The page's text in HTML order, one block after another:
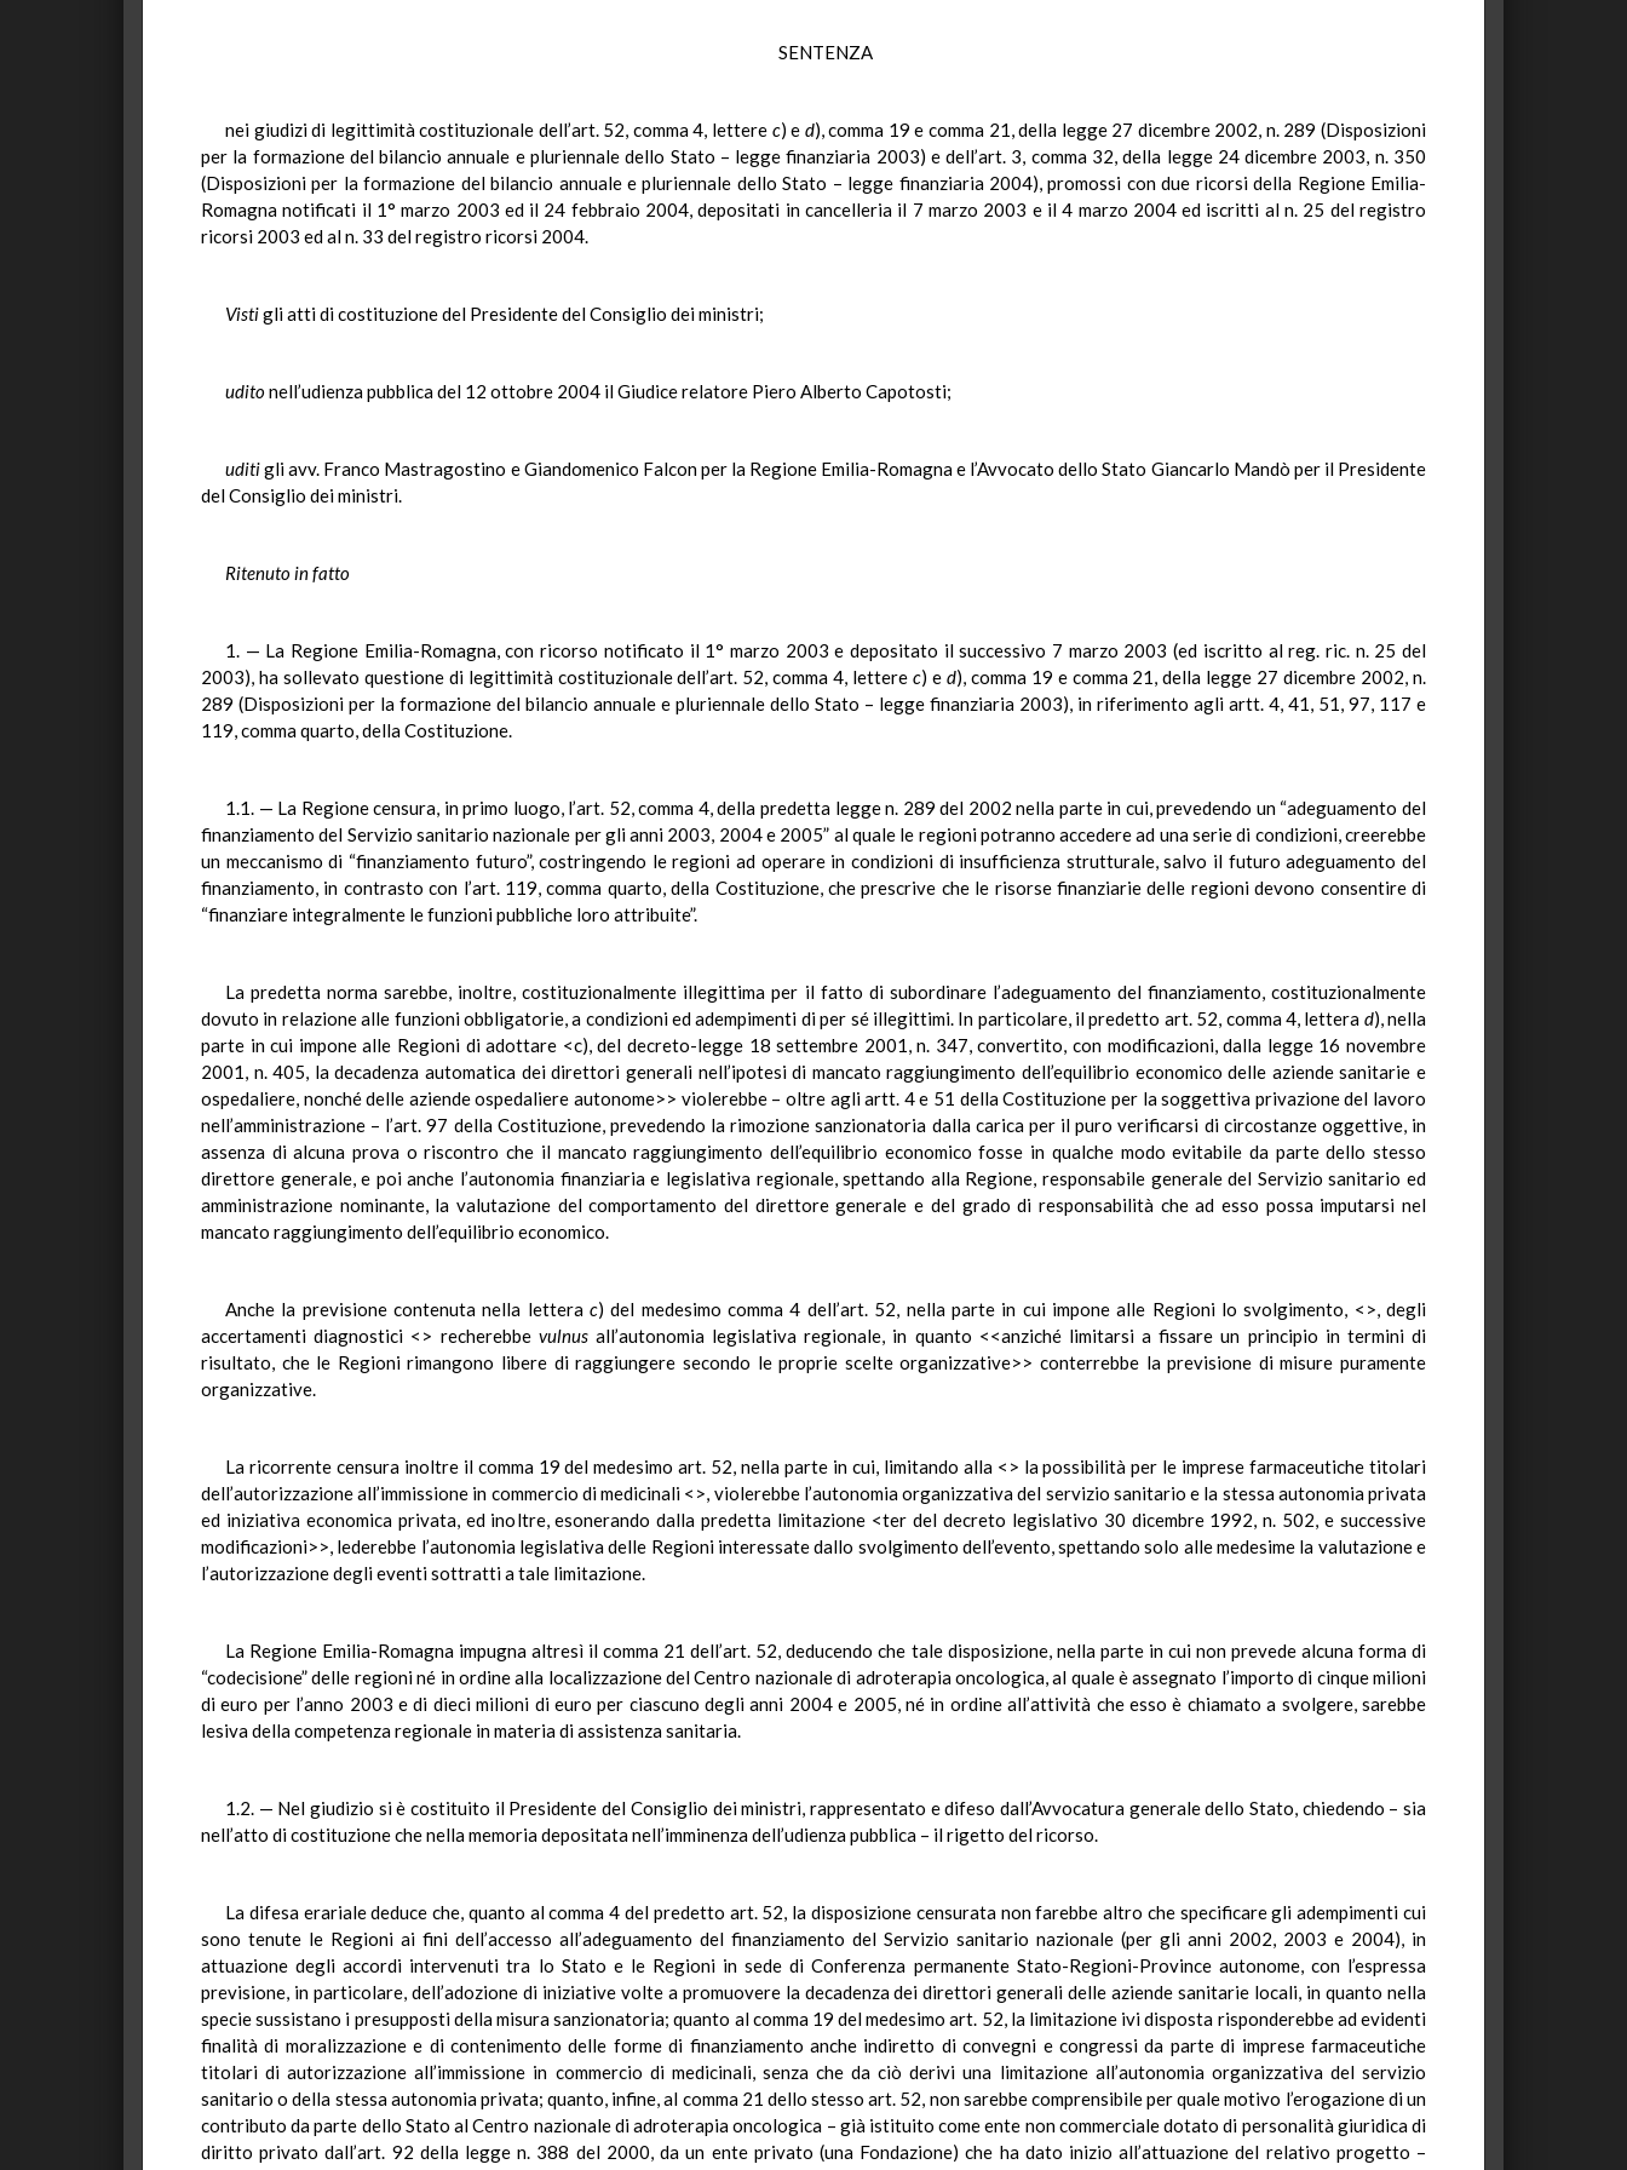
SENTENZA
nei giudizi di legittimità costituzionale dell’art. 52, comma 4, lettere c) e d), comma 19 e comma 21, della legge 27 dicembre 2002, n. 289 (Disposizioni
per la formazione del bilancio annuale e pluriennale dello Stato – legge finanziaria 2003) e dell’art. 3, comma 32, della legge 24 dicembre 2003, n. 350
(Disposizioni per la formazione del bilancio annuale e pluriennale dello Stato – legge finanziaria 2004), promossi con due ricorsi della Regione Emilia-
Romagna notificati il 1° marzo 2003 ed il 24 febbraio 2004, depositati in cancelleria il 7 marzo 2003 e il 4 marzo 2004 ed iscritti al n. 25 del registro
ricorsi 2003 ed al n. 33 del registro ricorsi 2004.
Vistigli atti di costituzione del Presidente del Consiglio dei ministri;
uditonell’udienza pubblica del 12 ottobre 2004 il Giudice relatore Piero Alberto Capotosti;
uditigli avv. Franco Mastragostino e Giandomenico Falcon per la Regione Emilia-Romagna e l’Avvocato dello Stato Giancarlo Mandò per il Presidente
del Consiglio dei ministri.
Ritenuto in fatto
1. — La Regione Emilia-Romagna, con ricorso notificato il 1° marzo 2003 e depositato il successivo 7 marzo 2003 (ed iscritto al reg. ric. n. 25 del
2003), ha sollevato questione di legittimità costituzionale dell’art. 52, comma 4, letterec) e d), comma 19 e comma 21, della legge 27 dicembre 2002, n.
289 (Disposizioni per la formazione del bilancio annuale e pluriennale dello Stato – legge finanziaria 2003), in riferimento agli artt. 4, 41, 51, 97, 117 e
119, comma quarto, della Costituzione.
1.1. — La Regione censura, in primo luogo, l’art. 52, comma 4, della predetta legge n. 289 del 2002 nella parte in cui, prevedendo un “adeguamento del
finanziamento del Servizio sanitario nazionale per gli anni 2003, 2004 e 2005” al quale le regioni potranno accedere ad una serie di condizioni, creerebbe
un meccanismo di “finanziamento futuro”, costringendo le regioni ad operare in condizioni di insufficienza strutturale, salvo il futuro adeguamento del
finanziamento, in contrasto con l’art. 119, comma quarto, della Costituzione, che prescrive che le risorse finanziarie delle regioni devono consentire di
“finanziare integralmente le funzioni pubbliche loro attribuite”.
La predetta norma sarebbe, inoltre, costituzionalmente illegittima per il fatto di subordinare l’adeguamento del finanziamento, costituzionalmente
dovuto in relazione alle funzioni obbligatorie, a condizioni ed adempimenti di per sé illegittimi. In particolare, il predetto art. 52, comma 4, lettera d), nella
parte in cui impone alle Regioni di adottare <c), del decreto-legge 18 settembre 2001, n. 347, convertito, con modificazioni, dalla legge 16 novembre
2001, n. 405, la decadenza automatica dei direttori generali nell’ipotesi di mancato raggiungimento dell’equilibrio economico delle aziende sanitarie e
ospedaliere, nonché delle aziende ospedaliere autonome>> violerebbe – oltre agli artt. 4 e 51 della Costituzione per la soggettiva privazione del lavoro
nell’amministrazione – l’art. 97 della Costituzione, prevedendo la rimozione sanzionatoria dalla carica per il puro verificarsi di circostanze oggettive, in
assenza di alcuna prova o riscontro che il mancato raggiungimento dell’equilibrio economico fosse in qualche modo evitabile da parte dello stesso
direttore generale, e poi anche l’autonomia finanziaria e legislativa regionale, spettando alla Regione, responsabile generale del Servizio sanitario ed
amministrazione nominante, la valutazione del comportamento del direttore generale e del grado di responsabilità che ad esso possa imputarsi nel
mancato raggiungimento dell’equilibrio economico.
Anche la previsione contenuta nella letterac) del medesimo comma 4 dell’art. 52, nella parte in cui impone alle Regioni lo svolgimento, <>, degli
accertamenti diagnostici <> recherebbe vulnus all’autonomia legislativa regionale, in quanto <<anziché limitarsi a fissare un principio in termini di
risultato, che le Regioni rimangono libere di raggiungere secondo le proprie scelte organizzative>> conterrebbe la previsione di misure puramente
organizzative.
La ricorrente censura inoltre il comma 19 del medesimo art. 52, nella parte in cui, limitando alla <> la possibilità per le imprese farmaceutiche titolari
dell’autorizzazione all’immissione in commercio di medicinali <>, violerebbe l’autonomia organizzativa del servizio sanitario e la stessa autonomia privata
ed iniziativa economica privata, ed inoltre, esonerando dalla predetta limitazione <ter del decreto legislativo 30 dicembre 1992, n. 502, e successive
modificazioni>>, lederebbe l’autonomia legislativa delle Regioni interessate dallo svolgimento dell’evento, spettando solo alle medesime la valutazione e
l’autorizzazione degli eventi sottratti a tale limitazione.
La Regione Emilia-Romagna impugna altresì il comma 21 dell’art. 52, deducendo che tale disposizione, nella parte in cui non prevede alcuna forma di
“codecisione” delle regioni né in ordine alla localizzazione del Centro nazionale di adroterapia oncologica, al quale è assegnato l’importo di cinque milioni
di euro per l’anno 2003 e di dieci milioni di euro per ciascuno degli anni 2004 e 2005, né in ordine all’attività che esso è chiamato a svolgere, sarebbe
lesiva della competenza regionale in materia di assistenza sanitaria.
1.2. — Nel giudizio si è costituito il Presidente del Consiglio dei ministri, rappresentato e difeso dall’Avvocatura generale dello Stato, chiedendo – sia
nell’atto di costituzione che nella memoria depositata nell’imminenza dell’udienza pubblica – il rigetto del ricorso.
La difesa erariale deduce che, quanto al comma 4 del predetto art. 52, la disposizione censurata non farebbe altro che specificare gli adempimenti cui
sono tenute le Regioni ai fini dell’accesso all’adeguamento del finanziamento del Servizio sanitario nazionale (per gli anni 2002, 2003 e 2004), in
attuazione degli accordi intervenuti tra lo Stato e le Regioni in sede di Conferenza permanente Stato-Regioni-Province autonome, con l’espressa
previsione, in particolare, dell’adozione di iniziative volte a promuovere la decadenza dei direttori generali delle aziende sanitarie locali, in quanto nella
specie sussistano i presupposti della misura sanzionatoria; quanto al comma 19 del medesimo art. 52, la limitazione ivi disposta risponderebbe ad evidenti
finalità di moralizzazione e di contenimento delle forme di finanziamento anche indiretto di convegni e congressi da parte di imprese farmaceutiche
titolari di autorizzazione all’immissione in commercio di medicinali, senza che da ciò derivi una limitazione all’autonomia organizzativa del servizio
sanitario o della stessa autonomia privata; quanto, infine, al comma 21 dello stesso art. 52, non sarebbe comprensibile per quale motivo l’erogazione di un
contributo da parte dello Stato al Centro nazionale di adroterapia oncologica – già istituito come ente non commerciale dotato di personalità giuridica di
diritto privato dall’art. 92 della legge n. 388 del 2000, da un ente privato (una Fondazione) che ha dato inizio all’attuazione del relativo progetto –